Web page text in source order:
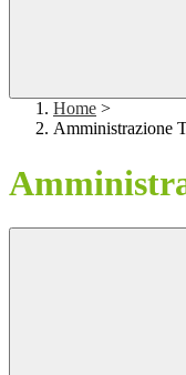
Home >
Amministrazione